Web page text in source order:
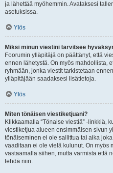
ja lähettää myöhemmin. Avataksesi
asetuksissa.
Ylös
Miksi minun viestini tarvitsee
Foorumin ylläpitäjä on päättänyt, että
ennen lähetystä. On myös mahdollista,
ryhmään, jonka viestit tarkistetaan
ylläpitäjään saadaksesi lisätietoja.
Ylös
Miten tönäisen viestiketjuani?
Klikkaamalla “Tönaise viestiä” -linkkiä,
viestiketjua alueen ensimmäisen sivun
tönäiseminen ei ole sallittua tai aika
vaaditaan ei ole vielä kulunut. On myös
vastaamalla siihen, mutta varmista että
tehdä niin.